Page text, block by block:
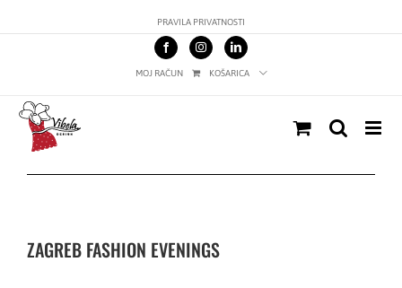
to
PRAVILA PRIVATNOSTI
MOJ RAČUN KOŠARICA
ZAGREB FASHION EVENINGS